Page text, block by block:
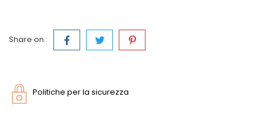
Share on :
Politiche per la sicurezza